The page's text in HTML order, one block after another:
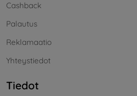
Cashback
Palautus
Reklamaatio
Yhteystiedot
Tiedot